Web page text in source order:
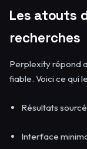
Les atouts
recherches
Perplexity répond
fiable. Voici ce qui
Résultats
Interface